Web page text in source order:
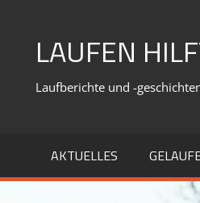
springenLAUFEN
Laufberichte und -
AKTUELLES